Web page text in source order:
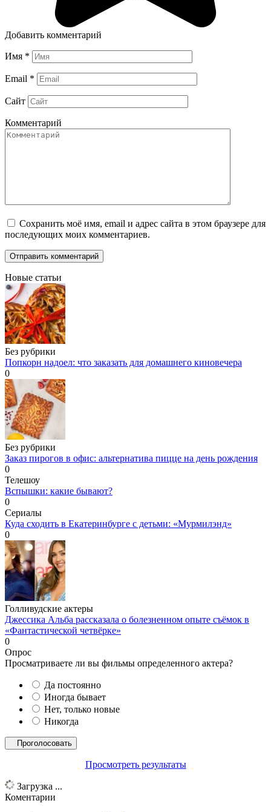
Добавить комментарий
Имя *
Email *
Сайт
Комментарий
Сохранить моё имя, email и адрес сайта в этом браузере для
последующих моих комментариев.
Новые статьи
Без рубрики
Попкорн надоел: что заказать для домашнего киновечера
0
Без рубрики
Заказ пирогов в офис: альтернатива пицце на день рождения
0
Телешоу
Вспышки: какие бывают?
0
Сериалы
Куда сходить в Екатеринбурге с детьми: «Мурмилэнд»
0
Голливудские актеры
Джессика Альба рассказала о болезненном опыте съёмок в
«Фантастической четвёрке»
0
Опрос
Просматриваете ли вы фильмы определенного актера?
Да постоянно
Иногда бывает
Нет, только новые
Никогда
Просмотреть результаты
Загрузка ...
Коментарии